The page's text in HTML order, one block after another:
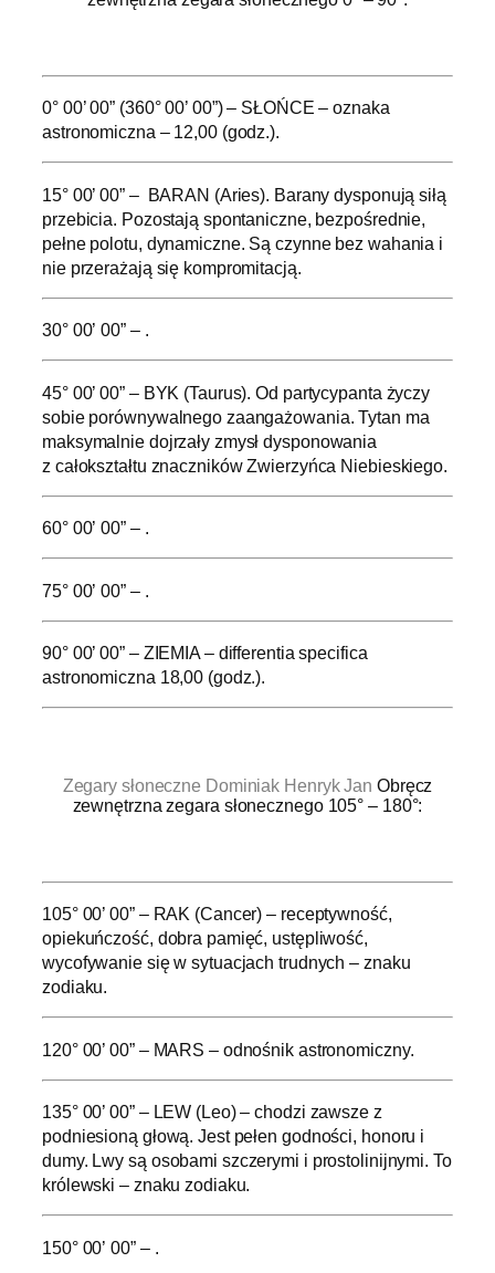
0° 00’ 00” (360° 00’ 00”) – SŁOŃCE – oznaka
astronomiczna – 12,00 (godz.).
15° 00’ 00” – BARAN (Aries). Barany dysponują siłą
przebicia. Pozostają spontaniczne, bezpośrednie,
pełne polotu, dynamiczne. Są czynne bez wahania i
nie przerażają się kompromitacją.
30° 00’ 00” – .
45° 00’ 00” – BYK (Taurus). Od partycypanta życzy
sobie porównywalnego zaangażowania. Tytan ma
maksymalnie dojrzały zmysł dysponowania
z całokształtu znaczników Zwierzyńca Niebieskiego.
60° 00’ 00” – .
75° 00’ 00” – .
90° 00’ 00” – ZIEMIA – differentia specifica
astronomiczna 18,00 (godz.).
Zegary słoneczne Dominiak Henryk Jan Obręcz
zewnętrzna zegara słonecznego 105° – 180°:
105° 00’ 00” – RAK (Cancer) – receptywność,
opiekuńczość, dobra pamięć, ustępliwość,
wycofywanie się w sytuacjach trudnych – znaku
zodiaku.
120° 00’ 00” – MARS – odnośnik astronomiczny.
135° 00’ 00” – LEW (Leo) – chodzi zawsze z
podniesioną głową. Jest pełen godności, honoru i
dumy. Lwy są osobami szczerymi i prostolinijnymi. To
królewski – znaku zodiaku.
150° 00’ 00” – .